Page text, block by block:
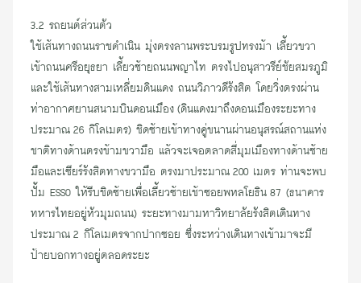
3.2 รถยนต์ส่วนตัว
ใช้เส้นทางถนนราชดำเนิน มุ่งตรงลานพระบรมรูปทรงม้า เลี้ยวขวา
เข้าถนนศรีอยุธยา เลี้ยวซ้ายถนนพญาไท ตรงไปอนุสาวรีย์ชัยสมรภูมิ
และใช้เส้นทางสามเหลี่ยมดินแดง ถนนวิภาวดีรังสิต โดยวิ่งตรงผ่าน
ท่าอากาศยานสนามบินดอนเมือง (ดินแดงมาถึงดอนเมืองระยะทาง
ประมาณ 26 กิโลเมตร) ชิดซ้ายเข้าทางคู่ขนานผ่านอนุสรณ์สถานแห่ง
ชาติทางด้านตรงข้ามขวามือ แล้วจะเจอตลาดสี่มุมเมืองทางด้านซ้าย
มือและเซียร์รังสิตทางขวามือ ตรงมาประมาณ 200 เมตร ท่านจะพบ
ปั้ม ESSO ให้รีบชิดซ้ายเพื่อเลี้ยวซ้ายเช้าซอยพหลโยธิน 87 (ธนาคาร
ทหารไทยอยู่หัวมุมถนน) ระยะทางมามหาวิทยาลัยรังสิตเดินทาง
ประมาณ 2 กิโลเมตรจากปากซอย ซึ่งระหว่างเดินทางเข้ามาจะมี
ป้ายบอกทางอยู่ตลอดระยะ